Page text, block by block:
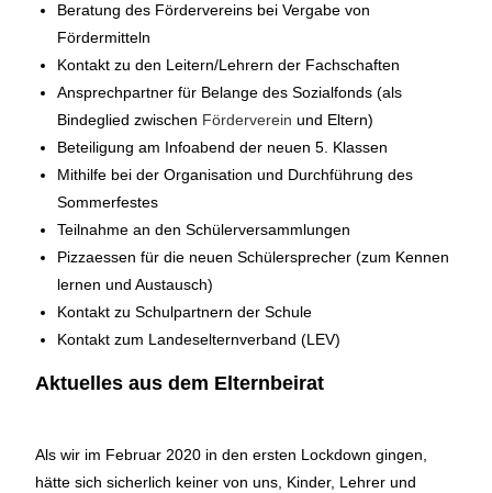
Beratung des Fördervereins bei Vergabe von
Fördermitteln
Kontakt zu den Leitern/Lehrern der Fachschaften
Ansprechpartner für Belange des Sozialfonds (als
Bindeglied zwischen Förderverein und Eltern)
Beteiligung am Infoabend der neuen 5. Klassen
Mithilfe bei der Organisation und Durchführung des
Sommerfestes
Teilnahme an den Schülerversammlungen
Pizzaessen für die neuen Schülersprecher (zum Kennen
lernen und Austausch)
Kontakt zu Schulpartnern der Schule
Kontakt zum Landeselternverband (LEV)
Aktuelles aus dem Elternbeirat
Als wir im Februar 2020 in den ersten Lockdown gingen,
hätte sich sicherlich keiner von uns, Kinder, Lehrer und